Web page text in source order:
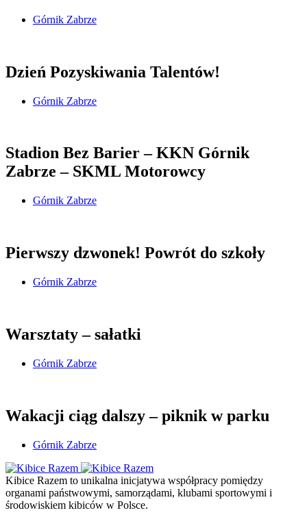
Górnik Zabrze
Dzień Pozyskiwania Talentów!
Górnik Zabrze
Stadion Bez Barier – KKN Górnik
Zabrze – SKML Motorowcy
Górnik Zabrze
Pierwszy dzwonek! Powrót do szkoły
Górnik Zabrze
Warsztaty – sałatki
Górnik Zabrze
Wakacji ciąg dalszy – piknik w parku
Górnik Zabrze
Kibice Razem to unikalna inicjatywa współpracy pomiędzy
organami państwowymi, samorządami, klubami sportowymi i
środowiskiem kibiców w Polsce.